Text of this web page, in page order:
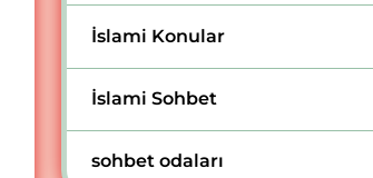
İslami Konular
İslami Sohbet
sohbet odaları